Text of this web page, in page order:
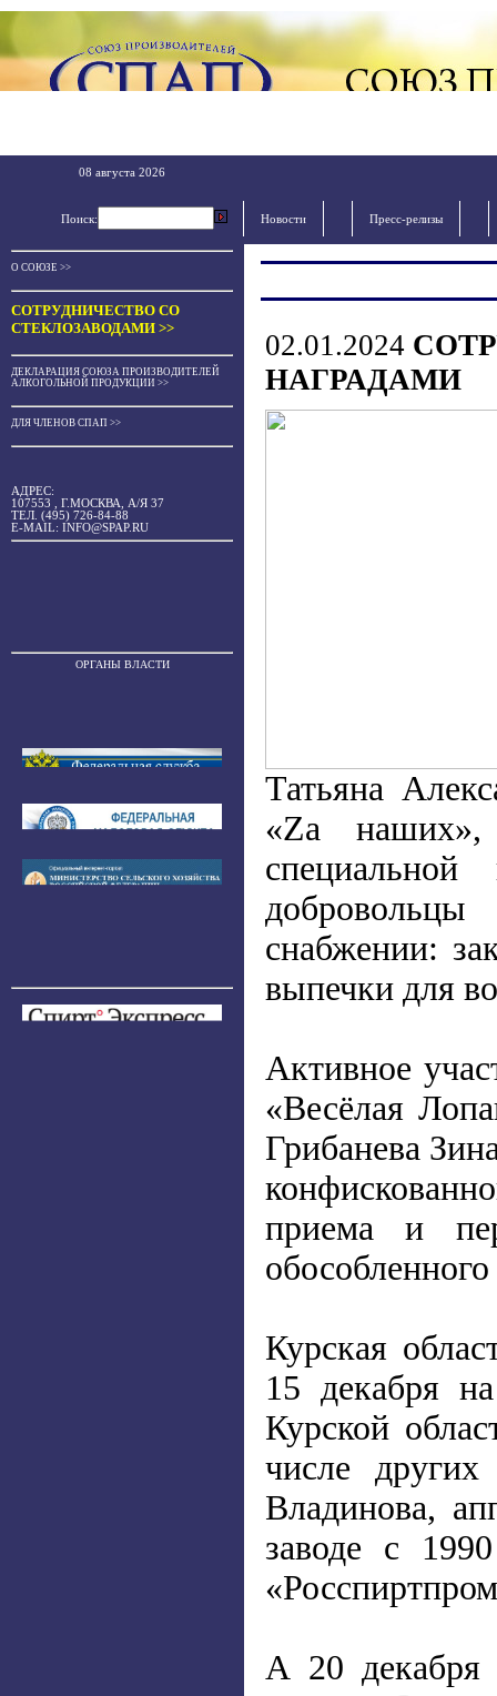
08 августа 2026
Поиск: Новости Пресс-релизы
О СОЮЗЕ >>
СОТРУДНИЧЕСТВО СО
СТЕКЛОЗАВОДАМИ >>
ДЕКЛАРАЦИЯ СОЮЗА ПРОИЗВОДИТЕЛЕЙ
АЛКОГОЛЬНОЙ ПРОДУКЦИИ >>
ДЛЯ ЧЛЕНОВ СПАП >>
АДРЕС:
107553 , Г.МОСКВА, А/Я 37
ТЕЛ. (495) 726-84-88
E-MAIL: INFO@SPAP.RU
ОРГАНЫ ВЛАСТИ
02.01.2024
НАГРАДАМИ
Татьяна
«Za
снабжении:
выпечки для
Активное
«Весёлая
Грибанева
приема и
Курская
15 декабря
Курской
числе других
Владинова,
заводе с
А 20 декабря